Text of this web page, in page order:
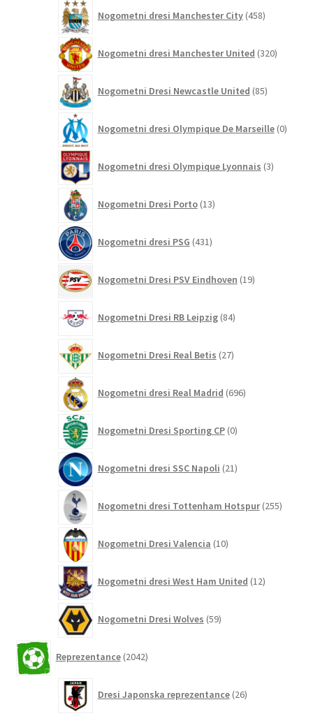
Nogometni dresi Manchester City 458izdelkov
Nogometni dresi Manchester United 320izdelkov
Nogometni Dresi Newcastle United 85izdelkov
Nogometni dresi Olympique De Marseille 0
Nogometni dresi Olympique Lyonnais 3izdelki
Nogometni Dresi Porto 13izdelkov
Nogometni dresi PSG 431izdelkov
Nogometni Dresi PSV Eindhoven 19izdelkov
Nogometni Dresi RB Leipzig 84izdelkov
Nogometni Dresi Real Betis 27izdelkov
Nogometni dresi Real Madrid 696izdelkov
Nogometni Dresi Sporting CP 0izdelkov
Nogometni dresi SSC Napoli 21izdelkov
Nogometni dresi Tottenham Hotspur 255
Nogometni Dresi Valencia 10izdelkov
Nogometni dresi West Ham United 12izdelkov
Nogometni Dresi Wolves 59izdelkov
Reprezentance 2042izdelkov
Dresi Japonska reprezentance 26izdelkov